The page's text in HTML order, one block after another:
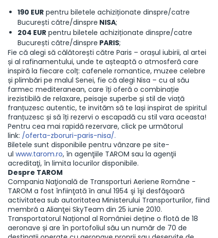
190 EUR pentru biletele achiziționate dinspre/catre
București către/dinspre NISA;
204 EUR pentru biletele achiziționate dinspre/catre
București către/dinspre PARIS;
Fie că alegi să călătorești către Paris – orașul iubirii, al artei
și al rafinamentului, unde te așteaptă o atmosferă care
inspiră la fiecare colț: cafenele romantice, muzee celebre
și plimbări pe malul Senei, fie că alegi Nisa – cu al său
farmec mediteranean, care îți oferă o combinație
irezistibilă de relaxare, peisaje superbe și stil de viață
franțuzesc autentic, te invităm să te lași inspirat de spiritul
franțuzesc și să îți rezervi o escapadă cu stil vara aceasta!
Pentru cea mai rapidă rezervare, click pe următorul
link: /oferta-zboruri-paris-nisa/.
Biletele sunt disponibile pentru vânzare pe site-
ul www.tarom.ro, în agenţiile TAROM sau la agenţii
acreditaţi, în limita locurilor disponibile.
Despre TAROM
Compania Naţională de Transporturi Aeriene Române -
TAROM a fost înfiinţată în anul 1954 şi îşi desfăşoară
activitatea sub autoritatea Ministerului Transporturilor, fiind
membră a Alianţei SkyTeam din 25 iunie 2010.
Transportatorul Național al României deține o flotă de 18
aeronave și are în portofoliul său un număr de 70 de